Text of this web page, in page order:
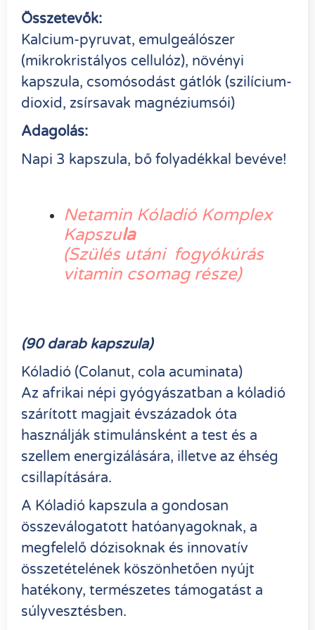
Összetevők:
Kalcium-pyruvat, emulgeálószer
(mikrokristályos cellulóz), növényi
kapszula, csomósodást gátlók (szilícium-
dioxid, zsírsavak magnéziumsói)
Adagolás:
Napi 3 kapszula, bő folyadékkal bevéve!
Netamin Kóladió Komplex
Kapszula
(Szülés utáni fogyókúrás
vitamin csomag része)
(90 darab kapszula)
Kóladió (Colanut, cola acuminata)
Az afrikai népi gyógyászatban a kóladió
szárított magjait évszázadok óta
használják stimulánsként a test és a
szellem energizálására, illetve az éhség
csillapítására.
A Kóladió kapszula a gondosan
összeválogatott hatóanyagoknak, a
megfelelő dózisoknak és innovatív
összetételének köszönhetően nyújt
hatékony, természetes támogatást a
súlyvesztésben.